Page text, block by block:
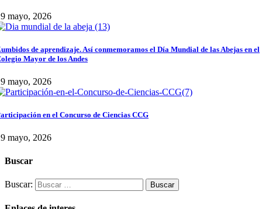
mayo, 2026
de aprendizaje. Así conmemoramos el Día Mundial de las Abejas en el
Mayor de los Andes
mayo, 2026
en el Concurso de Ciencias CCG
mayo, 2026
Buscar
Buscar: